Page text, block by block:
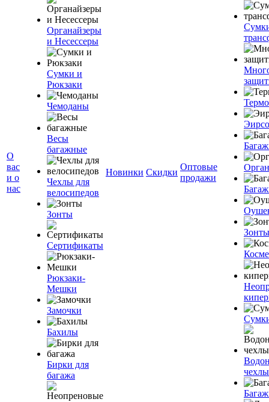
О
вас
и о
нас
Органайзеры
и Несессеры
Сумки и
Рюкзаки
Чемоданы
Весы
багажные
Чехлы для
велосипедов
Зонты
Сертификаты
Рюкзаки-
Мешки
Замочки
Бахилы
Бирки для
багажа
Новинки Скидки
Оптовые
продажи
Зонты